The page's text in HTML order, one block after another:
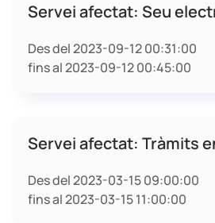
Servei afectat: Seu
Des del 2023-09-12 00:31:00
fins al 2023-09-12 00:45:00
Servei afectat: Tràmits
Des del 2023-03-15 09:00:00
fins al 2023-03-15 11:00:00